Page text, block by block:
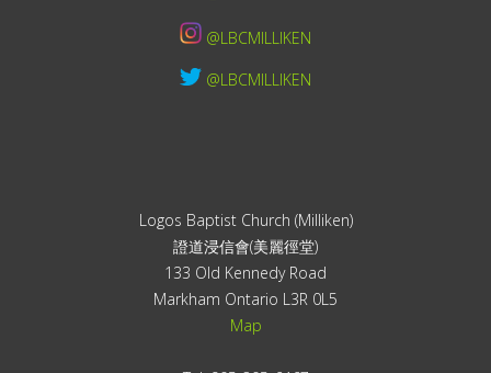
Logos Baptist Church (Milliken)
證道浸信會(美麗徑堂)
133 Old Kennedy Road
Markham Ontario L3R 0L5
Map
@LBCMILLIKEN
@LBCMILLIKEN